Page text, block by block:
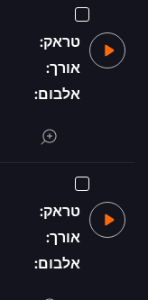
טראק:
אורך:
אלבום:
טראק:
אורך:
אלבום: